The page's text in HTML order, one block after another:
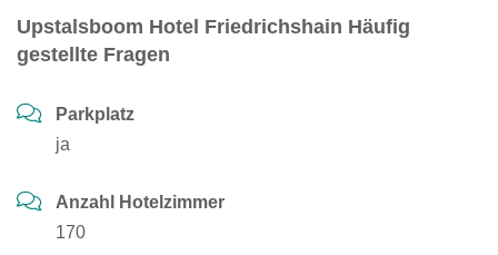
Upstalsboom Hotel Friedrichshain Häufig
gestellte Fragen
Parkplatz
ja
Anzahl Hotelzimmer
170